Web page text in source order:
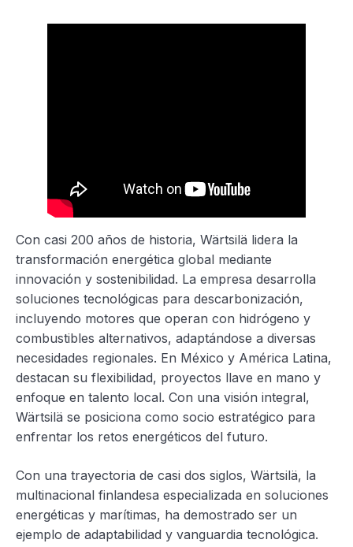
Con casi 200 años de historia, Wärtsilä lidera la
transformación energética global mediante
innovación y sostenibilidad. La empresa desarrolla
soluciones tecnológicas para descarbonización,
incluyendo motores que operan con hidrógeno y
combustibles alternativos, adaptándose a diversas
necesidades regionales. En México y América Latina,
destacan su flexibilidad, proyectos llave en mano y
enfoque en talento local. Con una visión integral,
Wärtsilä se posiciona como socio estratégico para
enfrentar los retos energéticos del futuro.
Con una trayectoria de casi dos siglos, Wärtsilä, la
multinacional finlandesa especializada en soluciones
energéticas y marítimas, ha demostrado ser un
ejemplo de adaptabilidad y vanguardia tecnológica.